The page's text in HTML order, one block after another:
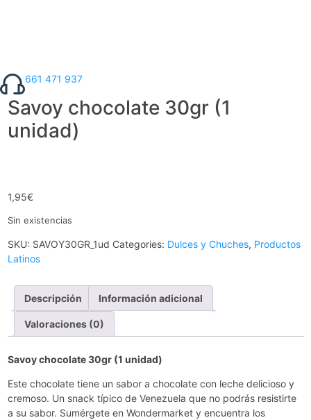
661 471 937
Savoy chocolate 30gr (1
unidad)
1,95€
Sin existencias
SKU: SAVOY30GR_1ud Categories: Dulces y Chuches, Productos
Latinos
Descripción Información adicional
Valoraciones (0)
Savoy chocolate 30gr (1 unidad)
Este chocolate tiene un sabor a chocolate con leche delicioso y
cremoso. Un snack típico de Venezuela que no podrás resistirte
a su sabor. Sumérgete en Wondermarket y encuentra los